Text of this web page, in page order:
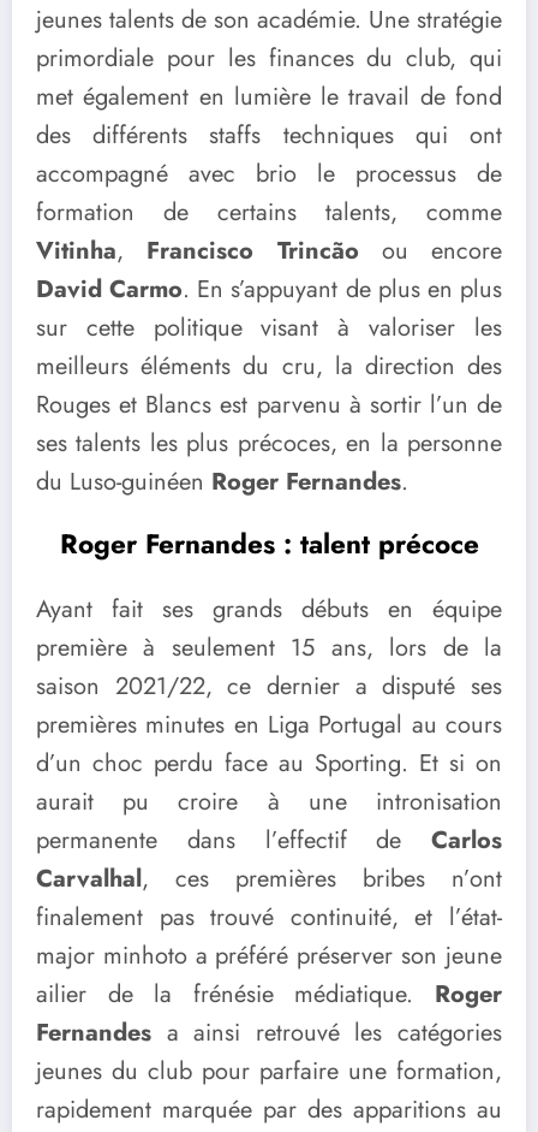
jeunes talents de son académie. Une stratégie
primordiale pour les finances du club, qui
met également en lumière le travail de fond
des différents staffs techniques qui ont
accompagné avec brio le processus de
formation de certains talents, comme
Vitinha, Francisco Trincão ou encore
David Carmo. En s’appuyant de plus en plus
sur cette politique visant à valoriser les
meilleurs éléments du cru, la direction des
Rouges et Blancs est parvenu à sortir l’un de
ses talents les plus précoces, en la personne
du Luso-guinéen Roger Fernandes.
Roger Fernandes : talent précoce
Ayant fait ses grands débuts en équipe
première à seulement 15 ans, lors de la
saison 2021/22, ce dernier a disputé ses
premières minutes en Liga Portugal au cours
d’un choc perdu face au Sporting. Et si on
aurait pu croire à une intronisation
permanente dans l’effectif de Carlos
Carvalhal, ces premières bribes n’ont
finalement pas trouvé continuité, et l’état-
major minhoto a préféré préserver son jeune
ailier de la frénésie médiatique. Roger
Fernandes a ainsi retrouvé les catégories
jeunes du club pour parfaire une formation,
rapidement marquée par des apparitions au